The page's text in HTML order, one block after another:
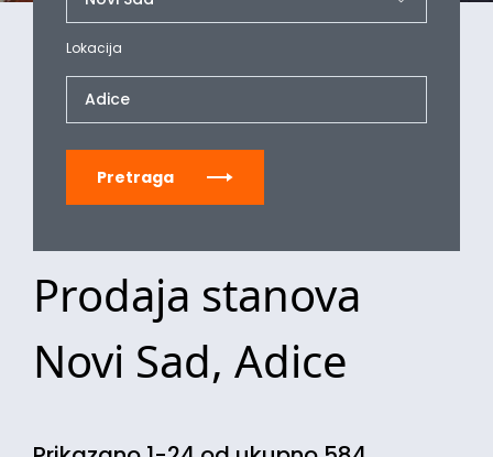
Lokacija
Adice
Pretraga
Prodaja stanova
Novi Sad, Adice